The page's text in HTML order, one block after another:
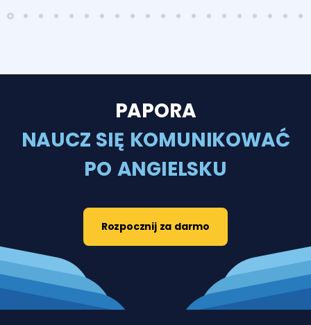
PAPORA
NAUCZ SIĘ KOMUNIKOWAĆ
PO ANGIELSKU
Rozpocznij za darmo